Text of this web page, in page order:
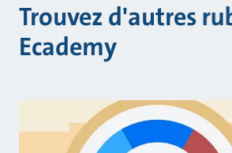
Trouvez d'autres
Ecademy